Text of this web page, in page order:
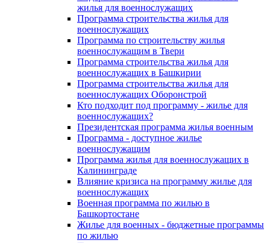
жилья для военнослужащих
Программа строительства жилья для
военнослужащих
Программа по строительству жилья
военнослужащим в Твери
Программа строительства жилья для
военнослужащих в Башкирии
Программа строительства жилья для
военнослужащих Оборонстрой
Кто подходит под программу - жилье для
военнослужащих?
Президентская программа жилья военным
Программа - доступное жилье
военнослужащим
Программа жилья для военнослужащих в
Калининграде
Влияние кризиса на программу жилье для
военнослужащих
Военная программа по жилью в
Башкортостане
Жилье для военных - бюджетные программы
по жилью